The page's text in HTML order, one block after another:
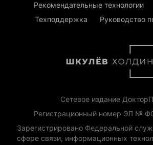
Рекомендательные технологии
Техподдержка
Руководство
Сетевое издание
Регистрационный номер ЭЛ №
Зарегистрировано Федеральной
сфере связи, информационных